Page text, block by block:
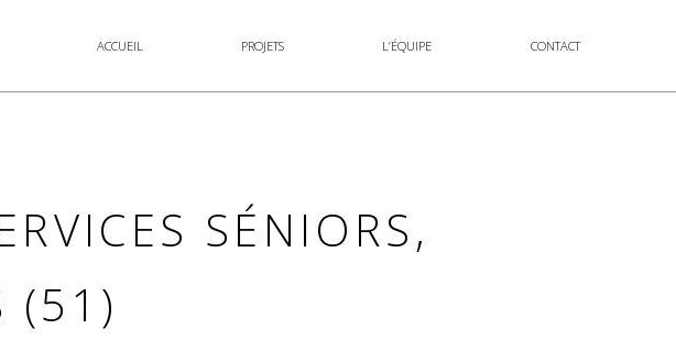
ACCUEIL PROJETS L’ÉQUIPE CONTACT
SÉNIORS,
(51)